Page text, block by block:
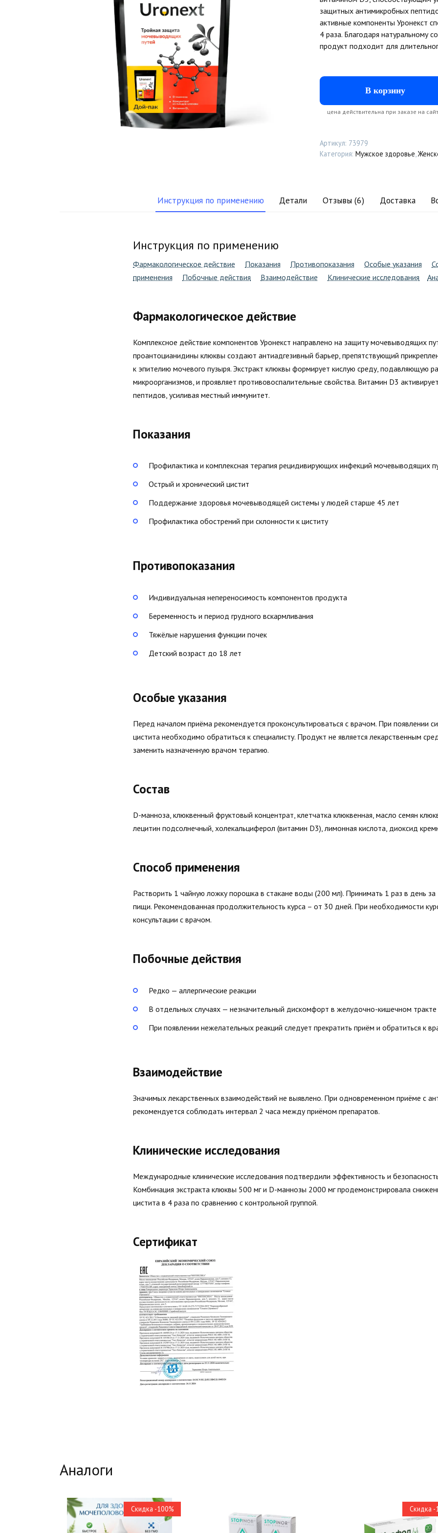
защитных антимикробных
активные компоненты Уронекст
4 раза. Благодаря натуральному
продукт подходит для
В корзину
цена действительна при заказе на
Артикул: 73979
Категория: Мужское здоровье,
Инструкция по применению Детали Отзывы (6) Доставка
Инструкция по применению
Фармакологическое действие Показания Противопоказания Особые указания
применения
Побочные действия Взаимодействие Клинические исследования
Фармакологическое действие
Комплексное действие компонентов Уронекст направлено на защиту мочевыводящих
проантоцианидины клюквы создают антиадгезивный барьер, препятствующий
к эпителию мочевого пузыря. Экстракт клюквы формирует кислую среду, подавляющую
микроорганизмов, и проявляет противовоспалительные свойства. Витамин D3
пептидов, усиливая местный иммунитет.
Показания
Профилактика и комплексная терапия рецидивирующих инфекций мочевыводящих
Острый и хронический цистит
Поддержание здоровья мочевыводящей системы у людей старше 45 лет
Профилактика обострений при склонности к циститу
Противопоказания
Индивидуальная непереносимость компонентов продукта
Беременность и период грудного вскармливания
Тяжёлые нарушения функции почек
Детский возраст до 18 лет
Особые указания
Перед началом приёма рекомендуется проконсультироваться с врачом. При появлении
цистита необходимо обратиться к специалисту. Продукт не является лекарственным
заменить назначенную врачом терапию.
Состав
D-манноза, клюквенный фруктовый концентрат, клетчатка клюквенная, масло семян
лецитин подсолнечный, холекальциферол (витамин D3), лимонная кислота, диоксид
Способ применения
Растворить 1 чайную ложку порошка в стакане воды (200 мл). Принимать 1 раз в день
пищи. Рекомендованная продолжительность курса – от 30 дней. При необходимости
консультации с врачом.
Побочные действия
Редко — аллергические реакции
В отдельных случаях — незначительный дискомфорт в желудочно-кишечном тракте
При появлении нежелательных реакций следует прекратить приём и обратиться к
Взаимодействие
Значимых лекарственных взаимодействий не выявлено. При одновременном приёме с
рекомендуется соблюдать интервал 2 часа между приёмом препаратов.
Клинические исследования
Международные клинические исследования подтвердили эффективность и
Комбинация экстракта клюквы 500 мг и D-маннозы 2000 мг продемонстрировала
цистита в 4 раза по сравнению с контрольной группой.
Сертификат
Аналоги
Скидка -100% Скидка -